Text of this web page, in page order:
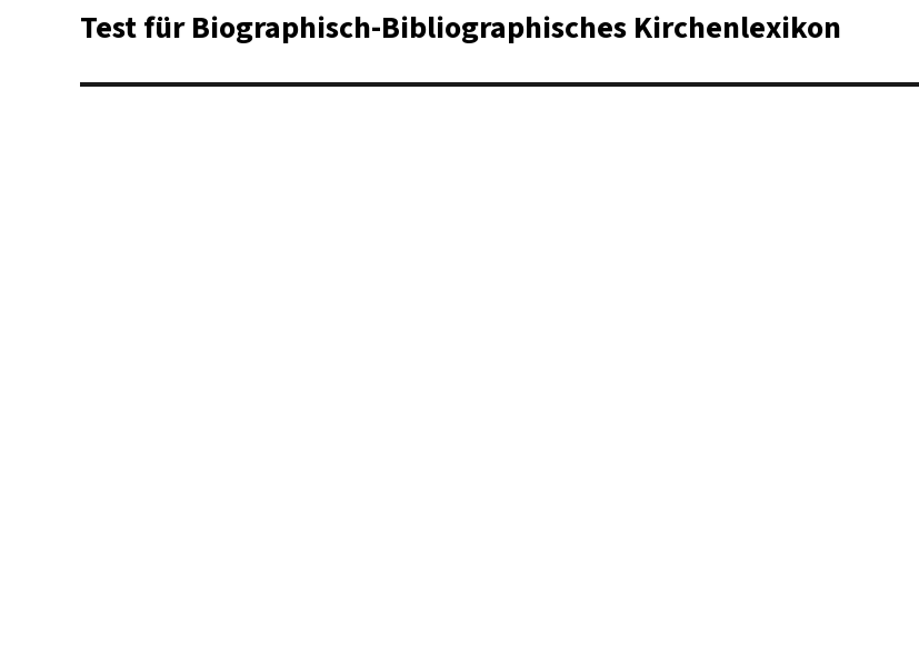
Nächster
Test für Biographisch-Bibliographisches Kirchenlexikon